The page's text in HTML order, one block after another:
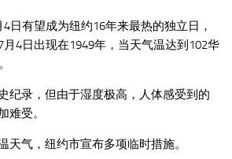
日有望成为纽约16年来最热的独立日，
4日出现在1949年，当天气温达到102华
纪录，但由于湿度极高，人体感受到的
难受。
天气，纽约市宣布多项临时措施。